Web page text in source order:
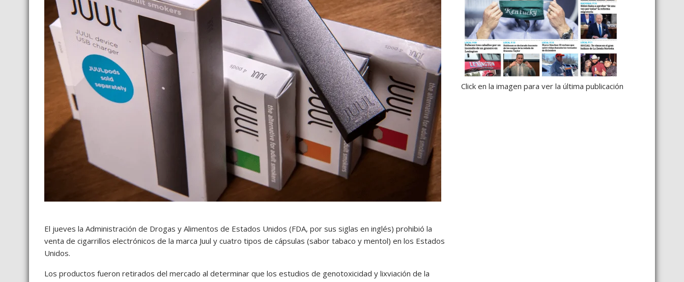
El jueves la Administración de Drogas y Alimentos de Estados Unidos (FDA, por sus siglas en inglés) prohibió la
venta de cigarrillos electrónicos de la marca Juul y cuatro tipos de cápsulas (sabor tabaco y mentol) en los Estados
Unidos.
Los productos fueron retirados del mercado al determinar que los estudios de genotoxicidad y lixviación de la
Click en la imagen para ver la última publicación